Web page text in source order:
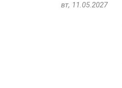
вт, 11.05.2027